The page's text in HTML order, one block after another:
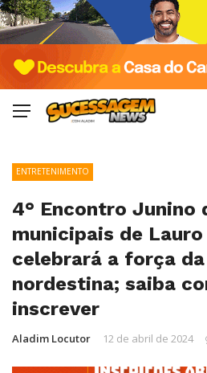
ENTRETENIMENTO
4° Encontro Junino
municipais de
celebrará a força
nordestina; saiba
inscrever
Aladim Locutor 12 de abril de 2024